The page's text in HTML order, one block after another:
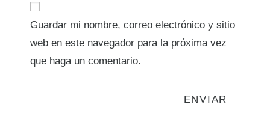
Guardar mi nombre, correo electrónico y sitio
web en este navegador para la próxima vez
que haga un comentario.